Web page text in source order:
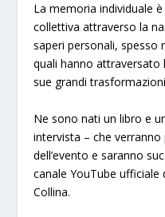
La memoria individuale
collettiva attraverso la
saperi personali, spesso
quali hanno attraversato
sue grandi
Ne sono nati un libro e
intervista – che
dell’evento e saranno
canale YouTube ufficiale
Collina.